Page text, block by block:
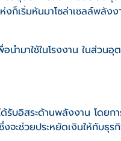
ก็เริ่มหันมาโซล่าเซลล์พลัง
ำมาใช้ในโรงงาน ในส่วนอุ
รับอิสระด้านพลังงาน โดยก
งจะช่วยประหยัดเงินให้กับธุ